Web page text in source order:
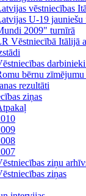
vēstniecības
U-19
2009" turnīrā
Vēstniecībā Itālijā
bērnu
rezultāti
ziņas
ziņu
ziņas